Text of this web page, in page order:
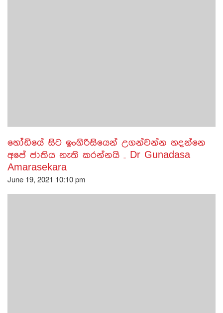
හෝඩියේ සිට ඉංගිරිසියෙන් උගන්වන්න හදන්නෙ
අපේ ජාතිය නැති කරන්නයි _ Dr Gunadasa
Amarasekara
June 19, 2021 10:10 pm